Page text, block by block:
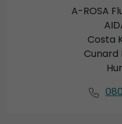
A-ROSA
Costa
Cunard